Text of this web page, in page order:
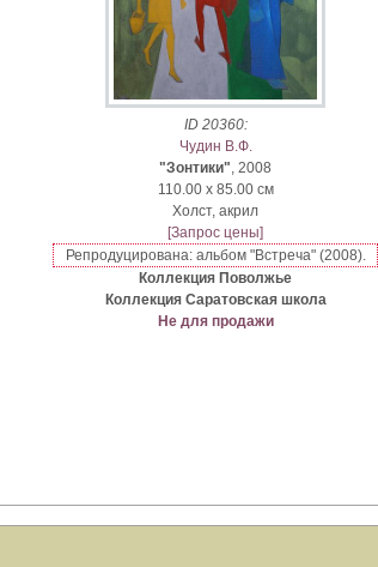
ID 20360:
Чудин В.Ф.
"Зонтики", 2008
110.00 x 85.00 см
Xолст, акрил
[Запрос цены]
Репродуцирована: альбом "Встреча" (2008).
Коллекция Поволжье
Коллекция Саратовская школа
Не для продажи